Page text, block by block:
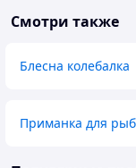
Смотри также
Блесна колебалка
Приманка для рыб